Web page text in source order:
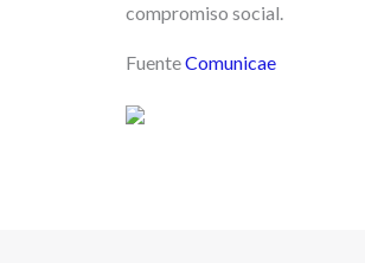
compromiso social.
FuenteComunicae